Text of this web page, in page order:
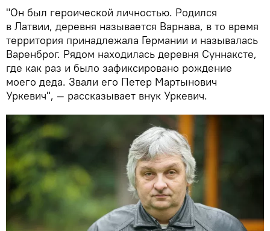
"Он был героической личностью. Родился
в Латвии, деревня называется Варнава, в то время
территория принадлежала Германии и называлась
Варенброг. Рядом находилась деревня Суннаксте,
где как раз и было зафиксировано рождение
моего деда. Звали его Петер Мартынович
Уркевич", — рассказывает внук Уркевич.